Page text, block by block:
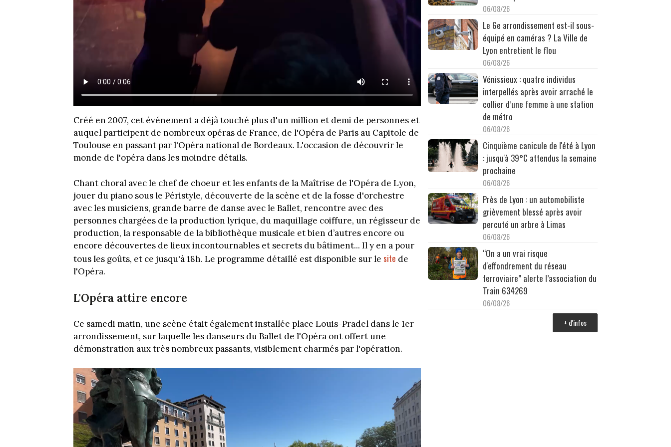
Créé en 2007, cet événement a déjà touché plus d'un million et demi de personnes et
auquel participent de nombreux opéras de France, de l'Opéra de Paris au Capitole de
Toulouse en passant par l'Opéra national de Bordeaux. L'occasion de découvrir le
monde de l'opéra dans les moindre détails.
Chant choral avec le chef de choeur et les enfants de la Maîtrise de l'Opéra de Lyon,
jouer du piano sous le Péristyle, découverte de la scène et de la fosse d'orchestre
avec les musiciens, grande barre de danse avec le Ballet, rencontre avec des
personnes chargées de la production lyrique, du maquillage coiffure, un régisseur de
production, la responsable de la bibliothèque musicale et bien d’autres encore ou
encore découvertes de lieux incontournables et secrets du bâtiment... Il y en a pour
tous les goûts, et ce jusqu'à 18h. Le programme détaillé est disponible sur le site de
l'Opéra.
L'Opéra attire encore
Ce samedi matin, une scène était également installée place Louis-Pradel dans le 1er
arrondissement, sur laquelle les danseurs du Ballet de l'Opéra ont offert une
démonstration aux très nombreux passants, visiblement charmés par l'opération.
06/08/26
Le 6e arrondissement est-il sous-
équipé en caméras ? La Ville de
Lyon entretient le flou
06/08/26
Vénissieux : quatre individus
interpellés après avoir arraché le
collier d’une femme à une station
de métro
06/08/26
Cinquième canicule de l'été à Lyon
: jusqu'à 39°C attendus la semaine
prochaine
06/08/26
Près de Lyon : un automobiliste
grièvement blessé après avoir
percuté un arbre à Limas
06/08/26
“On a un vrai risque
d'effondrement du réseau
ferroviaire” alerte l’association du
Train 634269
06/08/26
+ d'infos